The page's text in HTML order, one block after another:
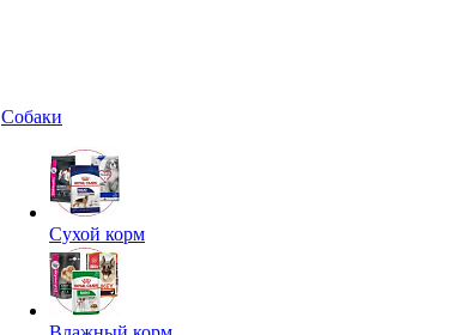
Собаки
Сухой корм